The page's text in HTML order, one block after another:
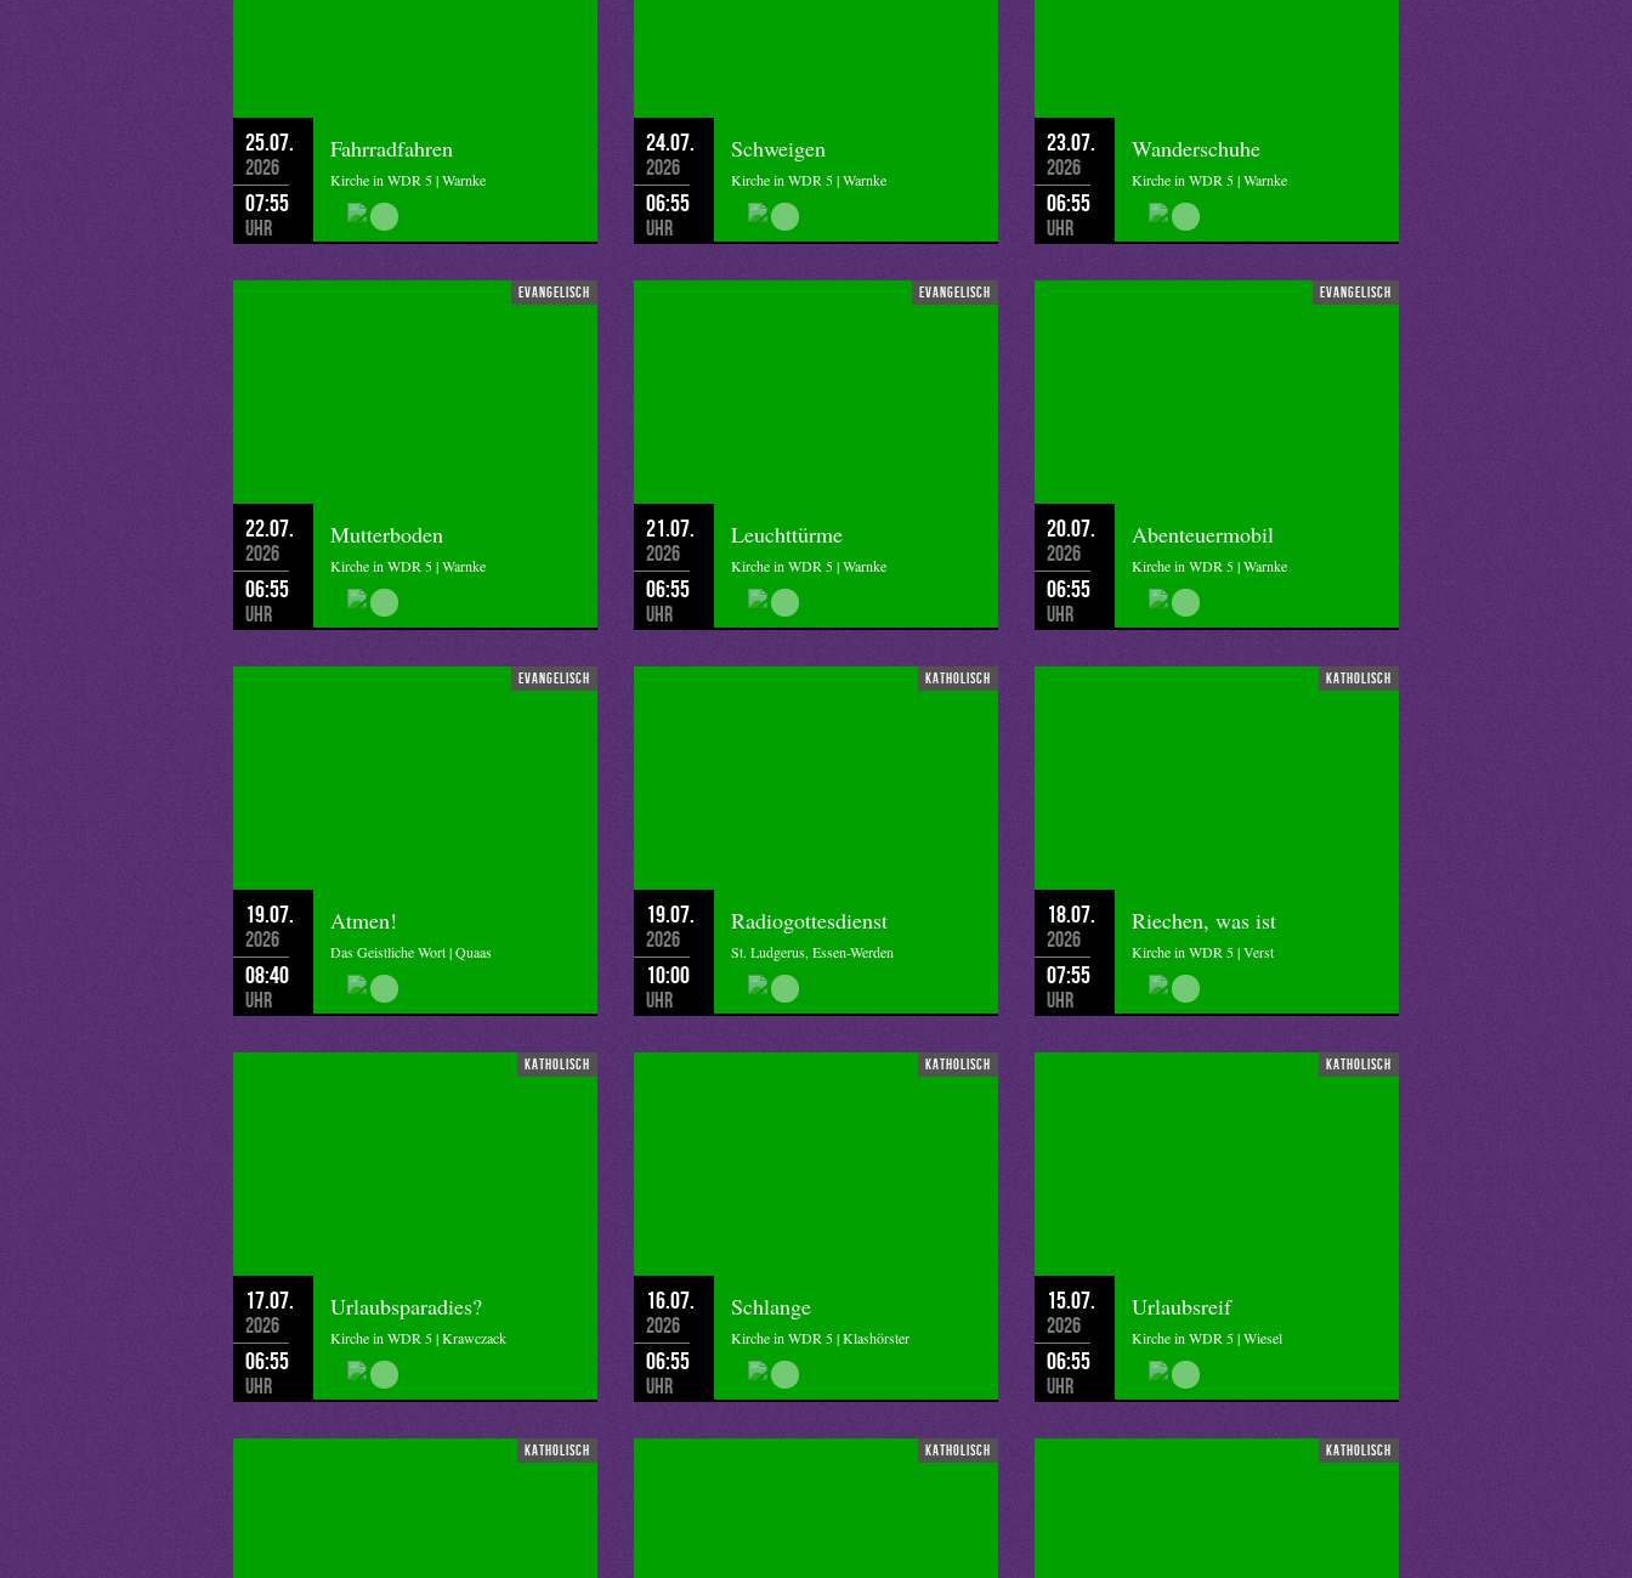
25.07.
2026
07:55
Uhr
Fahrradfahren
Kirche in WDR 5 | Warnke
24.07.
2026
06:55
Uhr
Schweigen
Kirche in WDR 5 | Warnke
23.07.
2026
06:55
Uhr
Wanderschuhe
Kirche in WDR 5 | Warnke
evangelisch
22.07.
2026
06:55
Uhr
Mutterboden
Kirche in WDR 5 | Warnke
evangelisch
21.07.
2026
06:55
Uhr
Leuchttürme
Kirche in WDR 5 | Warnke
evangelisch
20.07.
2026
06:55
Uhr
Abenteuermobil
Kirche in WDR 5 | Warnke
evangelisch
19.07.
2026
08:40
Uhr
Atmen!
Das Geistliche Wort | Quaas
katholisch
19.07.
2026
10:00
Uhr
Radiogottesdienst
St. Ludgerus, Essen-Werden
katholisch
18.07.
2026
07:55
Uhr
Riechen, was ist
Kirche in WDR 5 | Verst
katholisch
17.07.
2026
06:55
Uhr
Urlaubsparadies?
Kirche in WDR 5 | Krawczack
katholisch
16.07.
2026
06:55
Uhr
Schlange
Kirche in WDR 5 | Klashörster
katholisch
15.07.
2026
06:55
Uhr
Urlaubsreif
Kirche in WDR 5 | Wiesel
katholisch katholisch katholisch